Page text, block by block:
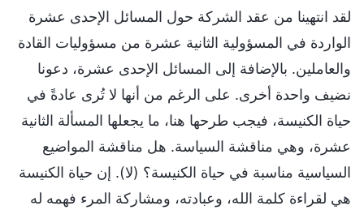
لقد انتهينا من عقد الشركة حول المسائل الإحدى عشرة
الواردة في المسؤولية الثانية عشرة من مسؤوليات القادة
والعاملين. بالإضافة إلى المسائل الإحدى عشرة، دعونا
نضيف واحدة أخرى. على الرغم من أنها لا تُرى عادةً في
حياة الكنيسة، فيجب طرحها هنا، ما يجعلها المسألة الثانية
عشرة، وهي مناقشة السياسة. هل مناقشة المواضيع
السياسية مناسبة في حياة الكنيسة؟ (لا). إن حياة الكنيسة
هي لقراءة كلمة الله، وعبادته، ومشاركة المرء فهمه له